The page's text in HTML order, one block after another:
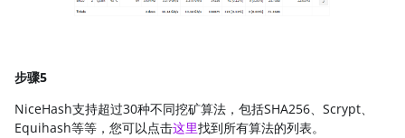
步骤5
NiceHash支持超过30种不同挖矿算法，包括SHA256、Scrypt、
Equihash等等，您可以点击这里找到所有算法的列表。